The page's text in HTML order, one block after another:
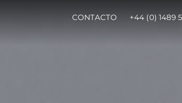
CONTACTO +44 (0) 1489